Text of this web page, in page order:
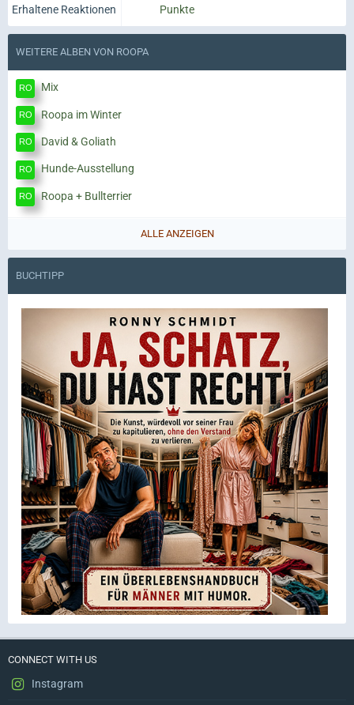
Erhaltene Reaktionen
Punkte
WEITERE ALBEN VON ROOPA
Mix
Roopa im Winter
David & Goliath
Hunde-Ausstellung
Roopa + Bullterrier
ALLE ANZEIGEN
BUCHTIPP
CONNECT WITH US
Instagram